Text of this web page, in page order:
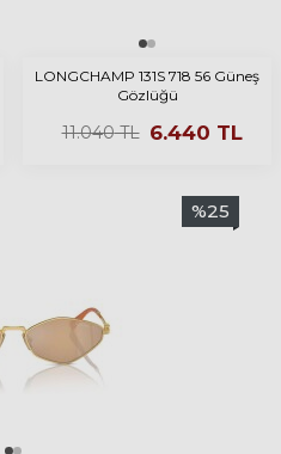
LONGCHAMP 131S 718 56 Güneş
Gözlüğü
11.040TL 6.440 TL
%25